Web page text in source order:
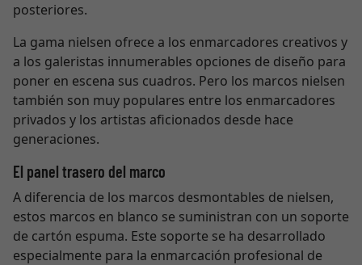
posteriores.
La gama nielsen ofrece a los enmarcadores creativos y
a los galeristas innumerables opciones de diseño para
poner en escena sus cuadros. Pero los marcos nielsen
también son muy populares entre los enmarcadores
privados y los artistas aficionados desde hace
generaciones.
El panel trasero del marco
A diferencia de los marcos desmontables de nielsen,
estos marcos en blanco se suministran con un soporte
de cartón espuma. Este soporte se ha desarrollado
especialmente para la enmarcación profesional de